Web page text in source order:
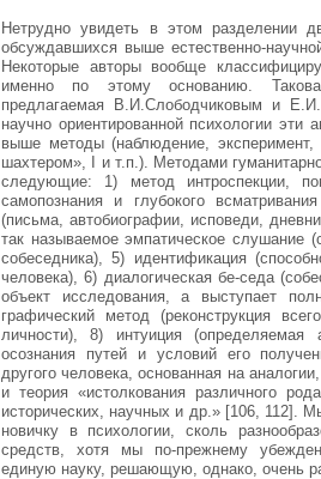
Нетрудно увидеть в этом разделении
обсуждавшихся выше естественно-
Некоторые авторы вообще
именно по этому основанию.
предлагаемая В.И.Слободчиковым и
научно ориентированной психологии эти
выше методы (наблюдение,
шахтером», I и т.п.). Методами
следующие: 1) метод интроспекции,
самопознания и глубокого
(письма, автобиографии, ис­поведи,
так называемое эмпатическое слушание
собеседника), 5) идентификация
человека), 6) диалогическая бе-седа
объект иссле­дования, а выступает
графический метод (реконструкция
личности), 8) интуиция
осознания путей и условий его
другого человека, ос­нованная на
и теория «истолкования различного
исторических, научных и др.» [106, 112].
новичку в психологии, сколь
средств, хотя мы по-прежнему
единую науку, решающую, однако, очень